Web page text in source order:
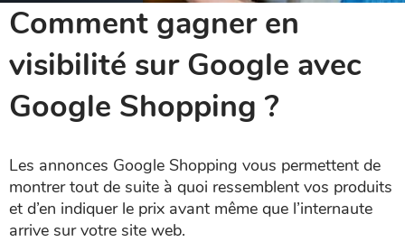
Comment gagner en
visibilité sur Google avec
Google Shopping ?
Les annonces Google Shopping vous permettent de
montrer tout de suite à quoi ressemblent vos produits
et d’en indiquer le prix avant même que l’internaute
arrive sur votre site web.